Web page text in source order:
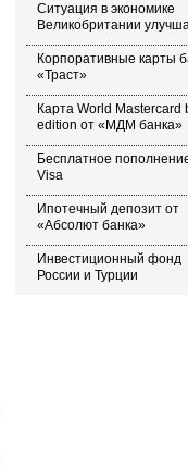
Ситуация в экономике
Великобритании
Корпоративные карты
«Траст»
Карта World Mastercard
edition от «МДМ банка»
Бесплатное
Visa
Ипотечный депозит от
«Абсолют банка»
Инвестиционный фонд
России и Турции